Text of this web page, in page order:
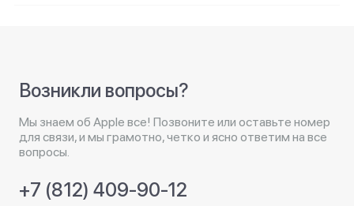
Возникли вопросы?
Мы знаем об Apple все! Позвоните или оставьте номер
для связи, и мы грамотно, четко и ясно ответим на все
вопросы.
+7 (812) 409-90-12